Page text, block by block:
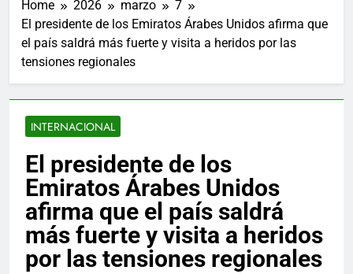
Home 2026 marzo
7
El presidente de los Emiratos Árabes Unidos afirma que
el país saldrá más fuerte y visita a heridos por las
tensiones regionales
INTERNACIONAL
El presidente de los
Emiratos Árabes Unidos
afirma que el país saldrá
más fuerte y visita a heridos
por las tensiones regionales